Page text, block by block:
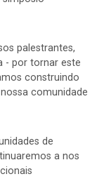
palestrantes,
- por tornar este
construindo
comunidade
de
a nos